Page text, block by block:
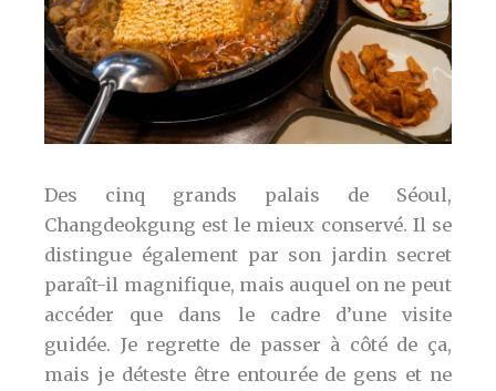
Des cinq grands palais de Séoul,
Changdeokgung est le mieux conservé. Il se
distingue également par son jardin secret
paraît-il magnifique, mais auquel on ne peut
accéder que dans le cadre d’une visite
guidée. Je regrette de passer à côté de ça,
mais je déteste être entourée de gens et ne